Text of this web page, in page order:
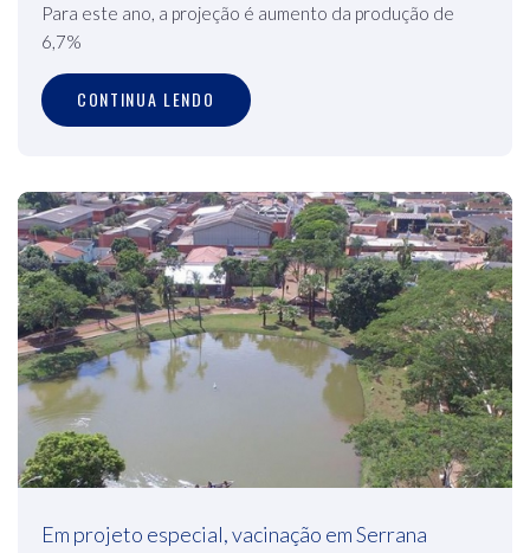
Para este ano, a projeção é aumento da produção de
6,7%
CONTINUA LENDO
Em projeto especial, vacinação em Serrana